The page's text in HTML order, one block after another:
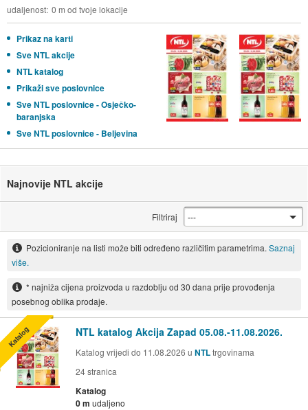
udaljenost 0 m od tvoje lokacije
Prikaz na karti
Sve NTL akcije
NTL katalog
Prikaži sve poslovnice
Sve NTL poslovnice - Osječko-
baranjska
Sve NTL poslovnice - Beljevina
Najnovije NTL akcije
Filtriraj
Pozicioniranje na listi može biti određeno različitim parametrima. Saznaj
više.
* najniža cijena proizvoda u razdoblju od 30 dana prije provođenja
posebnog oblika prodaje.
NTL katalog Akcija Zapad 05.08.-11.08.2026.
Katalog vrijedi do 11.08.2026 u NTLtrgovinama
24stranica
Katalog
0 m udaljeno
Katalog